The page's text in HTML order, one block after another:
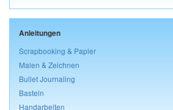
Anleitungen
Scrapbooking & Papier
Malen & Zeichnen
Bullet Journaling
Basteln
Handarbeiten